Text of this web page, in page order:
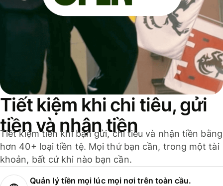
Tiết kiệm khi chi tiêu, gửi
tiền và nhận tiền
Tiết kiệm tiền khi bạn gửi, chi tiêu và nhận tiền bằng
hơn 40+ loại tiền tệ. Mọi thứ bạn cần, trong một tài
khoản, bất cứ khi nào bạn cần.
Quản lý tiền mọi lúc mọi nơi trên toàn cầu.